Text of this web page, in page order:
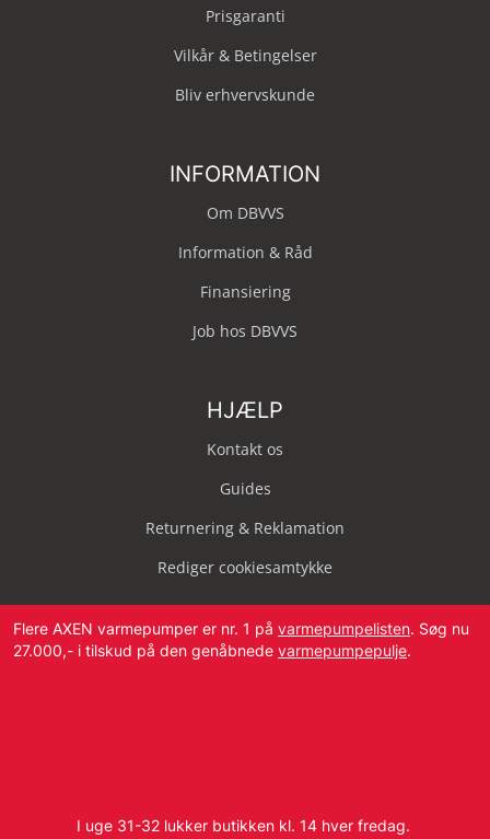
Prisgaranti
Vilkår & Betingelser
Bliv erhvervskunde
INFORMATION
Om DBVVS
Information & Råd
Finansiering
Job hos DBVVS
HJÆLP
Kontakt os
Guides
Returnering & Reklamation
Rediger cookiesamtykke
Flere AXEN varmepumper er nr. 1 på varmepumpelisten. Søg nu
27.000,- i tilskud på den genåbnede varmepumpepulje.
I uge 31-32 lukker butikken kl. 14 hver fredag.